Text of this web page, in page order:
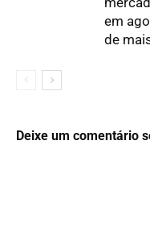
em
de
Deixe um comentário